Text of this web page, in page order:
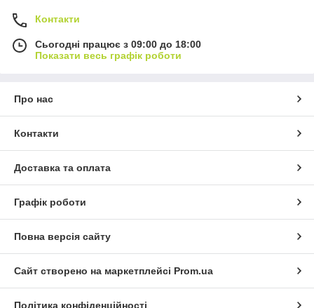
Контакти
Сьогодні працює з 09:00 до 18:00
Показати весь графік роботи
Про нас
Контакти
Доставка та оплата
Графік роботи
Повна версія сайту
Сайт створено на маркетплейсі Prom.ua
Політика конфіденційності